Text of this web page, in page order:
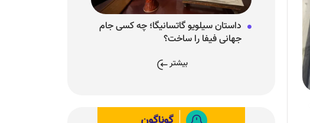
داستان سیلویو گاتسانیگا؛ چه کسی جام
جهانی فیفا را ساخت؟
بیشتر